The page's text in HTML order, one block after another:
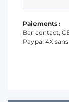
Paiements :
Bancontact,
Paypal 4X